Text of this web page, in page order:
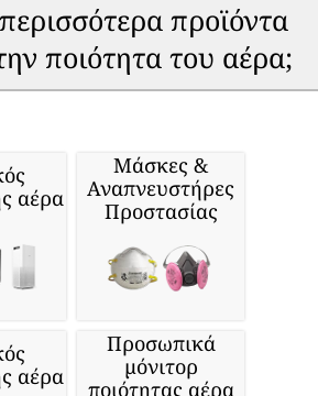
προϊόντα
ποιότητα του αέρα;
αέρα
Μάσκες &
Αναπνευστήρες
Προστασίας
αέρα
Προσωπικά
μόνιτορ
ποιότητας αέρα